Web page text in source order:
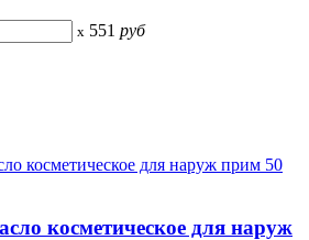
x 551 руб
косметическое для наруж